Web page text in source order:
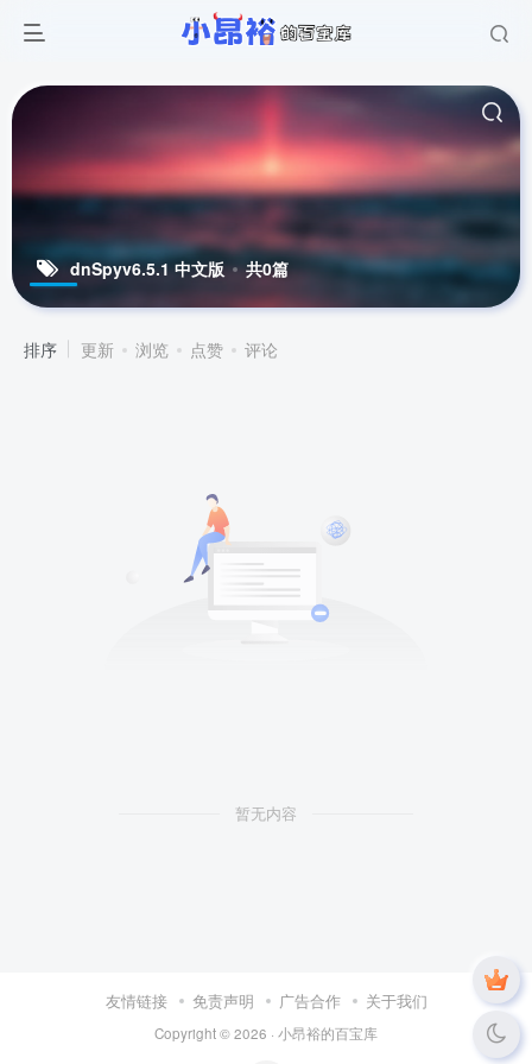
dnSpyv6.5.1 中文版 共0篇
排序 更新 浏览 点赞 评论
暂无内容
友情链接 免责声明 广告合作 关于我们
Copyright © 2026 · 小昂裕的百宝库